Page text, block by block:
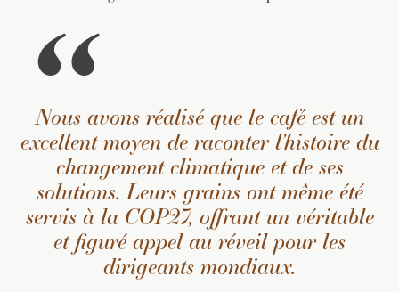
Nous avons réalisé que le café est un
excellent moyen de raconter l’histoire du
changement climatique et de ses
solutions. Leurs grains ont même été
servis à la COP27, offrant un véritable
et figuré appel au réveil pour les
dirigeants mondiaux.